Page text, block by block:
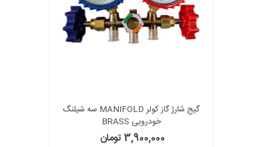
گیج شارژ گاز کولر MANIFOLD سه شیلنگ
خودرویی BRASS
3,900,000 تومان